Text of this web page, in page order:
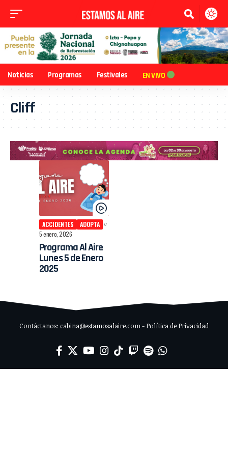
Noticias Programas Festivales EN VIVO
Cliff
ACCIDENTES
ADOPTA
5 enero, 2026
Programa Al Aire
Lunes 5 de Enero
2025
Contáctanos: cabina@estamosalaire.com - Política de Privacidad